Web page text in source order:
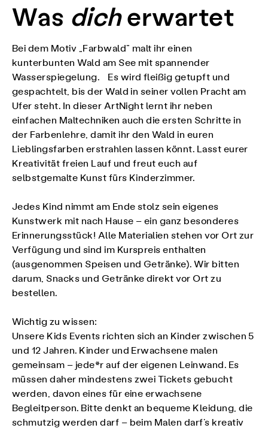
Was dicherwartet
Bei dem Motiv „Farbwald“ malt ihr einen
kunterbunten Wald am See mit spannender
Wasserspiegelung. Es wird fleißig getupft und
gespachtelt, bis der Wald in seiner vollen Pracht am
Ufer steht. In dieser ArtNight lernt ihr neben
einfachen Maltechniken auch die ersten Schritte in
der Farbenlehre, damit ihr den Wald in euren
Lieblingsfarben erstrahlen lassen könnt. Lasst eurer
Kreativität freien Lauf und freut euch auf
selbstgemalte Kunst fürs Kinderzimmer.
Jedes Kind nimmt am Ende stolz sein eigenes
Kunstwerk mit nach Hause – ein ganz besonderes
Erinnerungsstück! Alle Materialien stehen vor Ort zur
Verfügung und sind im Kurspreis enthalten
(ausgenommen Speisen und Getränke). Wir bitten
darum, Snacks und Getränke direkt vor Ort zu
bestellen.
Wichtig zu wissen:
Unsere Kids Events richten sich an Kinder zwischen 5
und 12 Jahren. Kinder und Erwachsene malen
gemeinsam – jede*r auf der eigenen Leinwand. Es
müssen daher mindestens zwei Tickets gebucht
werden, davon eines für eine erwachsene
Begleitperson. Bitte denkt an bequeme Kleidung, die
schmutzig werden darf – beim Malen darf’s kreativ